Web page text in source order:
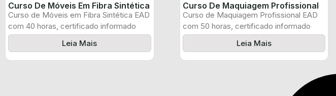
Curso De Móveis Em Fibra Sintética
Curso de Móveis em Fibra Sintética EAD
com 40 horas, certificado informado
pelo ...
Leia Mais
Curso De Maquiagem Profissional
Curso de Maquiagem Profissional EAD
com 50 horas, certificado informado
pelo produtor e ...
Leia Mais